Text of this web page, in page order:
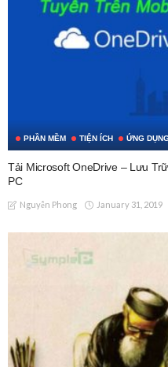
PHẦN MỀM TIỆN ÍCH ỨNG
Tải Microsoft OneDrive – Lưu
PC
Nguyễn Phong January 31, 2019